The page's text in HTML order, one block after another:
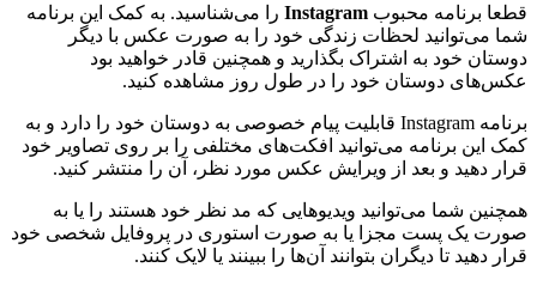
قطعا برنامه محبوب Instagram را می‌شناسید. به کمک این برنامه
شما می‌توانید لحظات زندگی خود را به صورت عکس با دیگر
دوستان خود به اشتراک بگذارید و همچنین قادر خواهید بود
عکس‌های دوستان خود را در طول روز مشاهده کنید.
برنامه Instagram قابلیت پیام خصوصی به دوستان خود را دارد و به
کمک این برنامه می‌توانید افکت‌های مختلفی را بر روی تصاویر خود
قرار دهید و بعد از ویرایش عکس مورد نظر، آن را منتشر کنید.
همچنین شما می‌توانید ویدیو‌هایی که مد نظر خود هستند را یا به
صورت یک پست مجزا یا به صورت استوری در پروفایل شخصی خود
قرار دهید تا دیگران بتوانند آن‌ها را ببینند یا لایک کنند.